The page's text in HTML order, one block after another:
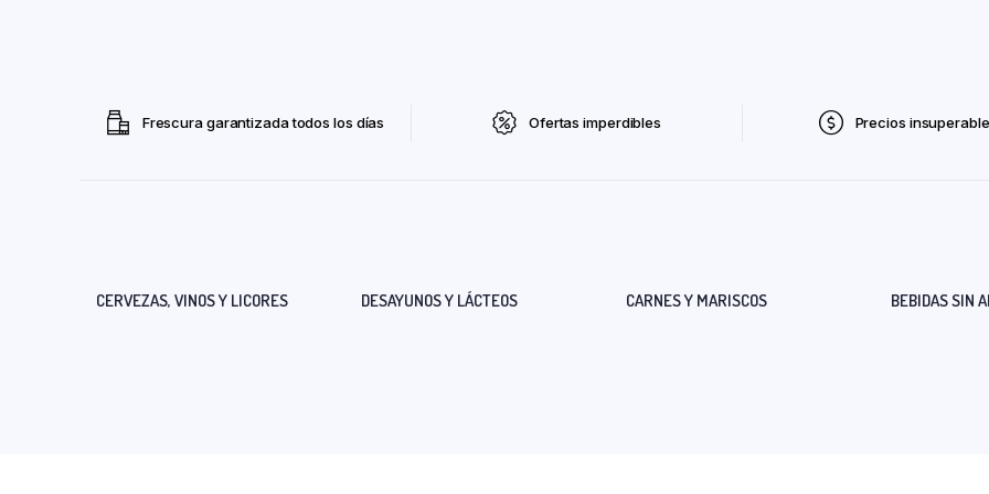
Frescura garantizada todos los días Ofertas imperdibles Precios
CERVEZAS, VINOS Y LICORES DESAYUNOS Y LÁCTEOS CARNES Y MARISCOS BEBIDAS SIN